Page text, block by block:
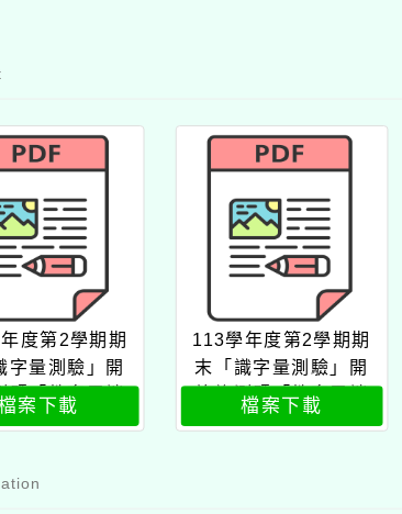
度第2學期期
字量測驗」開
暨「教育雲端
定」使用事宜
案下載
113學年度第2學期期
末「識字量測驗」開
放施測暨「教育雲端
帳號綁定」使用事宜
檔案下載